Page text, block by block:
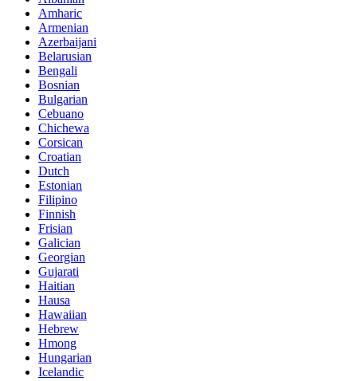
Amharic
Armenian
Azerbaijani
Belarusian
Bengali
Bosnian
Bulgarian
Cebuano
Chichewa
Corsican
Croatian
Dutch
Estonian
Filipino
Finnish
Frisian
Galician
Georgian
Gujarati
Haitian
Hausa
Hawaiian
Hebrew
Hmong
Hungarian
Icelandic